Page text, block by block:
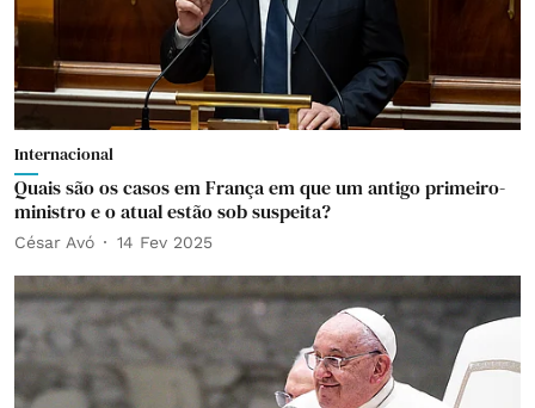
Internacional
Quais são os casos em França em que um antigo primeiro-
ministro e o atual estão sob suspeita?
César Avó 14 Fev 2025